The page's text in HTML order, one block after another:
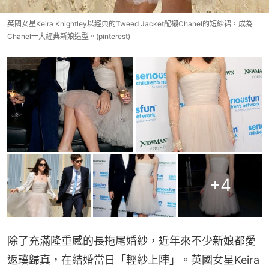
英國女星Keira Knightley以經典的Tweed Jacket配襯Chanel的短紗裙，成為
Chanel一大經典新娘造型。(pinterest)
+4
除了充滿隆重感的長拖尾婚紗，近年來不少新娘都愛
返璞歸真，在結婚當日「輕紗上陣」。英國女星Keira